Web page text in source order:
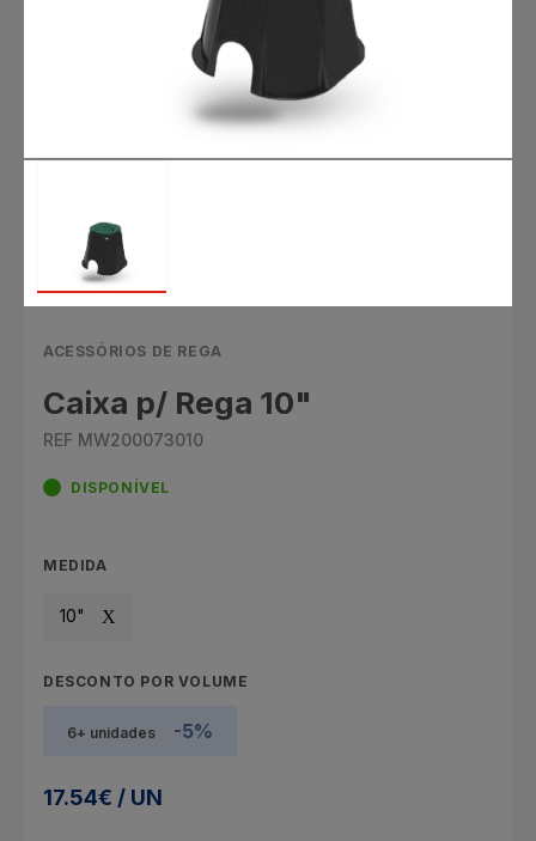
ACESSÓRIOS DE REGA
Caixa p/ Rega 10"
REF MW200073010
DISPONÍVEL
MEDIDA
10"
DESCONTO POR VOLUME
6+ unidades -5%
17.54€ / UN